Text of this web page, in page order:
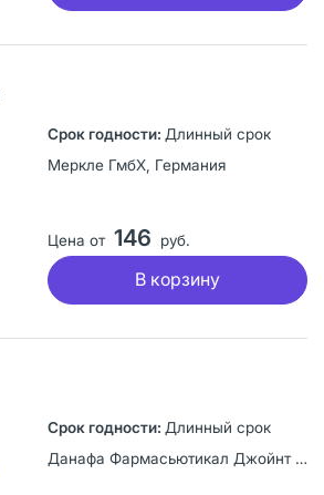
Длинный срок
Меркле ГмбХ, Германия
Цена от 146 руб.
В корзину
Длинный срок
Данафа Фармасьютикал Джойнт Сток Компани, Вьетнам